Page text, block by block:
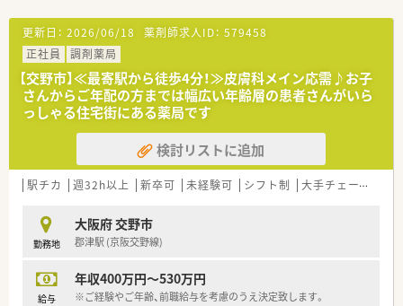
更新日： 2026/06/18 薬剤師求人ID： 579458
正社員
調剤薬局
【交野市】≪最寄駅から徒歩4分！≫皮膚科メイン応需♪お子
さんからご年配の方までは幅広い年齢層の患者さんがいら
っしゃる住宅街にある薬局です
検討リストに追加
駅チカ 週32h以上 新卒可 未経験可 シフト制 大手チェーン以外
勤務地
大阪府 交野市
郡津駅 (京阪交野線)
給与
年収400万円～530万円
※ご経験やご年齢、前職給与を考慮のうえ決定致します。